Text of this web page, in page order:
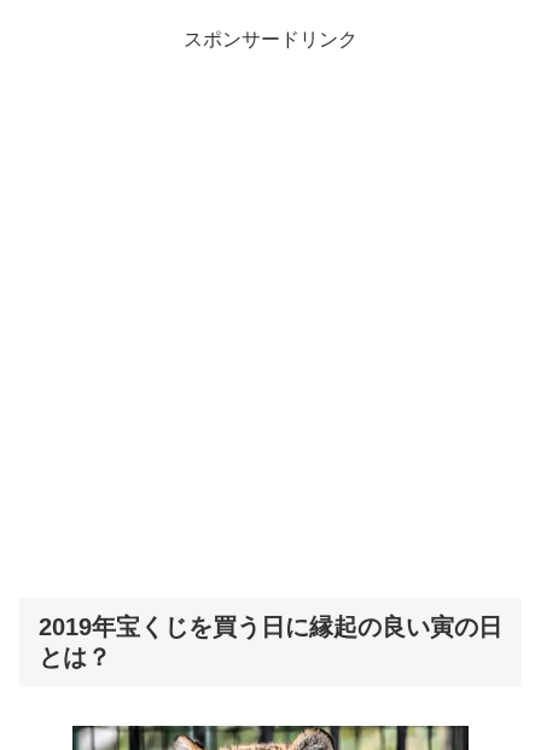
スポンサードリンク
2019年宝くじを買う日に縁起の良い寅の日
とは？